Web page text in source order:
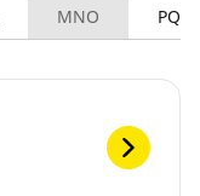
MNO PQRS